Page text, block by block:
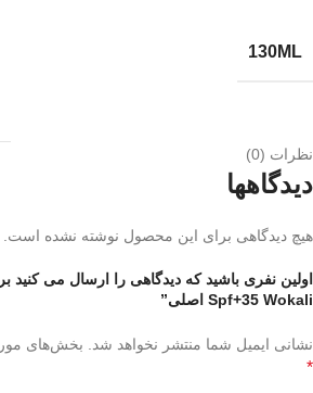
130ML
نظرات (0)
دیدگاهها
هیچ دیدگاهی برای این محصول نوشته نشده است.
اولین نفری باشید که دیدگاهی را ارسال می کنید
Spf+35 Wokali اصلی”
نشانی ایمیل شما منتشر نخواهد شد. بخش‌های
*